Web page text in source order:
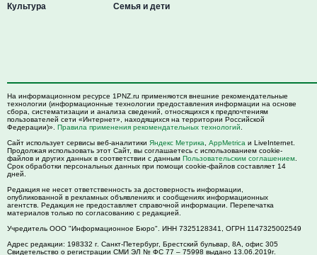
Культура
Семья и дети
На информационном ресурсе 1PNZ.ru применяются внешние рекомендательные
технологии (информационные технологии предоставления информации на основе
сбора, систематизации и анализа сведений, относящихся к предпочтениям
пользователей сети «Интернет», находящихся на территории Российской
Федерации)». Правила применения рекомендательных технологий
Сайт использует сервисы веб-аналитики Яндекс Метрика AppMetrica и LiveInternet.
Продолжая использовать этот Сайт, вы соглашаетесь с использованием cookie-
файлов и других данных в соответствии с данным Пользовательским соглашением
Срок обработки персональных данных при помощи cookie-файлов составляет 14
дней.
Редакция не несет ответственность за достоверность информации,
опубликованной в рекламных объявлениях и сообщениях информационных
агентств. Редакция не предоставляет справочной информации. Перепечатка
материалов только по согласованию с редакцией.
Учредитель ООО "Информационное Бюро". ИНН 7325128341, ОГРН 1147325002549
Адрес редакции: 198332 г. Санкт-Петербург, Брестский бульвар, 8А, офис 305
Свидетельство о регистрации СМИ ЭЛ № ФС 77 – 75998 выдано 13.06.2019г.